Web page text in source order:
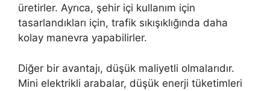
üretirler. Ayrıca, şehir içi kullanım için
tasarlandıkları için, trafik sıkışıklığında daha
kolay manevra yapabilirler.
Diğer bir avantajı, düşük maliyetli olmalarıdır.
Mini elektrikli arabalar, düşük enerji tüketimleri